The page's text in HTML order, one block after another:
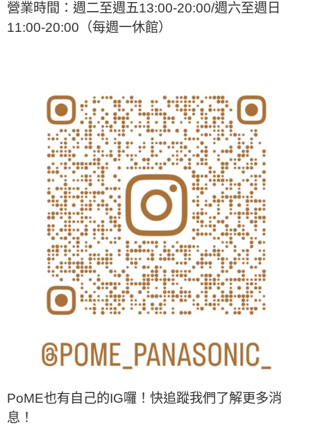
營業時間：週二至週五13:00-20:00/週六至週日
11:00-20:00（每週一休館）
PoME也有自己的IG囉！快追蹤我們了解更多消
息！